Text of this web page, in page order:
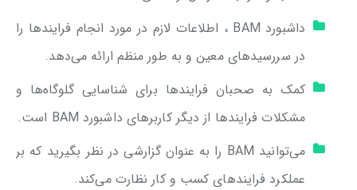
داشبورد BAM ، اطلاعات لازم در مورد انجام فرایندها را
در سررسیدهای معین و به طور منظم ارائه می‌دهد.
کمک به صحبان فرایندها برای شناسایی گلوگاه‌ها و
مشکلات فرایندها از دیگر کاربرهای داشبورد BAM است.
می‌توانید BAM را به عنوان گزارشی در نظر بگیرید که بر
عملکرد فرایندهای کسب و کار نظارت می‌کند.